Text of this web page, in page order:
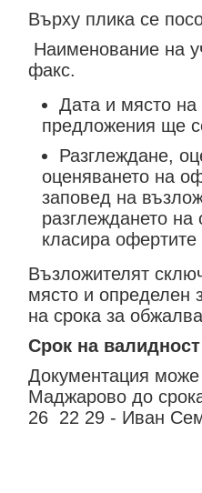
Върху плика се
Наименование на
факс.
Дата и място
предложения ще
Разглеждане,
оценяването на
заповед на
разглеждането
класира офертите
Възложителят
място и определен
на срока за
Срок на
Документация
Маджарово до
26 22 29 - Иван